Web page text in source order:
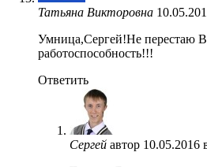
Татьяна Викторовна
Умница,Сергей!Не перестаю
работоспособность!!!
Ответить
Сергей автор 10.05.2016